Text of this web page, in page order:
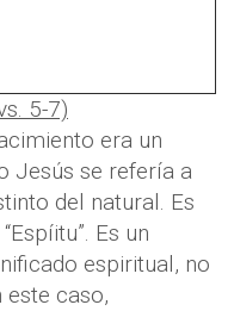
5-7)
era un
Jesús se refería a
del natural. Es
Es un
espiritual, no
este caso,